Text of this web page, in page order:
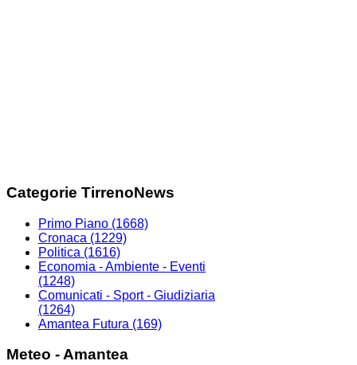
Categorie TirrenoNews
Primo Piano (1668)
Cronaca (1229)
Politica (1616)
Economia - Ambiente - Eventi
(1248)
Comunicati - Sport - Giudiziaria
(1264)
Amantea Futura (169)
Meteo - Amantea